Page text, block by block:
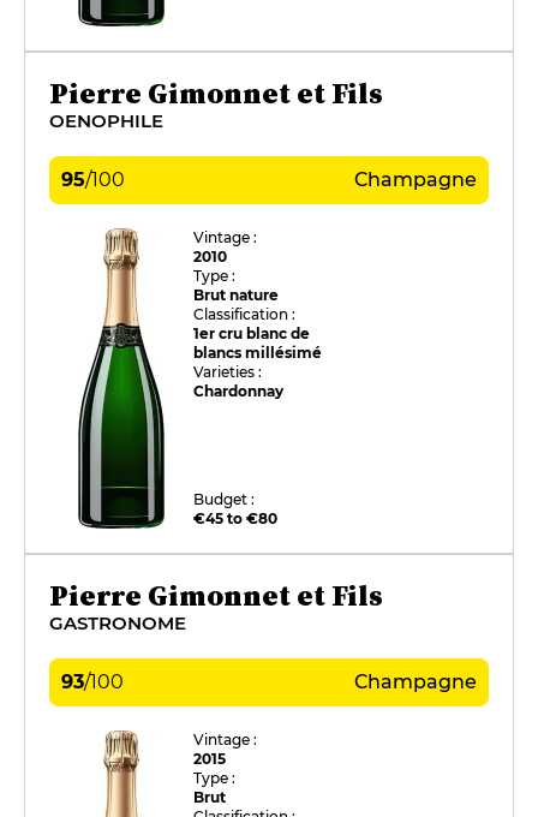
Pierre Gimonnet et Fils
OENOPHILE
95/100 Champagne
Vintage :
2010
Type :
Brut nature
Classification :
1er cru blanc de
blancs millésimé
Varieties :
Chardonnay
Budget :
€45 to €80
Pierre Gimonnet et Fils
GASTRONOME
93/100 Champagne
Vintage :
2015
Type :
Brut